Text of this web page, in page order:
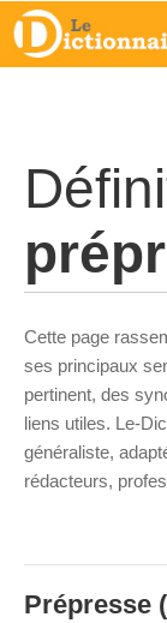
Cette page
ses principaux
pertinent, des
liens utiles. Le-
généraliste,
rédacteurs,
Prépresse